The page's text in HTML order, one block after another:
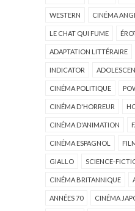
WESTERN CINÉMA
LE CHAT QUI FUME
ADAPTATION LITTÉRAIRE
INDICATOR
CINÉMA POLITIQUE
CINÉMA D'HORREUR
CINÉMA D'ANIMATION
CINÉMA ESPAGNOL
GIALLO SCIENCE-
CINÉMA BRITANNIQUE
ANNÉES 70 CINÉMA